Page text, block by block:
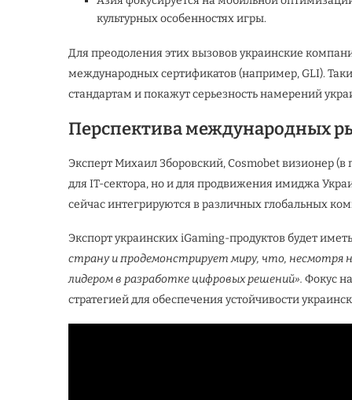
культурных особенностях игры.
Для преодоления этих вызовов украинские
международных сертификатов (например, GLI).
стандартам и покажут серьезность намерений
Перспектива международных
Эксперт Михаил Зборовский, Cosmobet визионер
для IT-сектора, но и для продвижения имиджа
сейчас интегрируются в различных глобальных
Экспорт украинских iGaming-продуктов будет
страну и продемонстрирует миру, что, несмотря
лидером в разработке цифровых решений». Фокус
стратегией для обеспечения устойчивости